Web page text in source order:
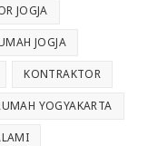
JOGJA
JOGJA
KONTRAKTOR
YOGYAKARTA